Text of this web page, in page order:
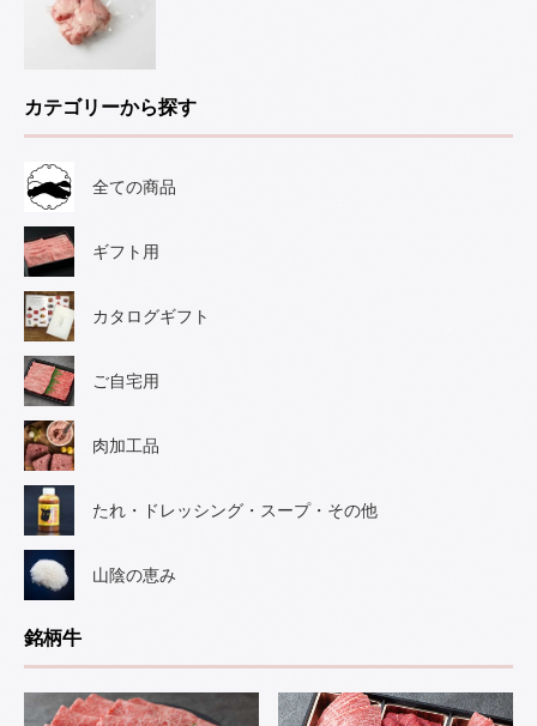
カテゴリーから探す
全ての商品
ギフト用
カタログギフト
ご自宅用
肉加工品
たれ・ドレッシング・スープ・その他
山陰の恵み
銘柄牛